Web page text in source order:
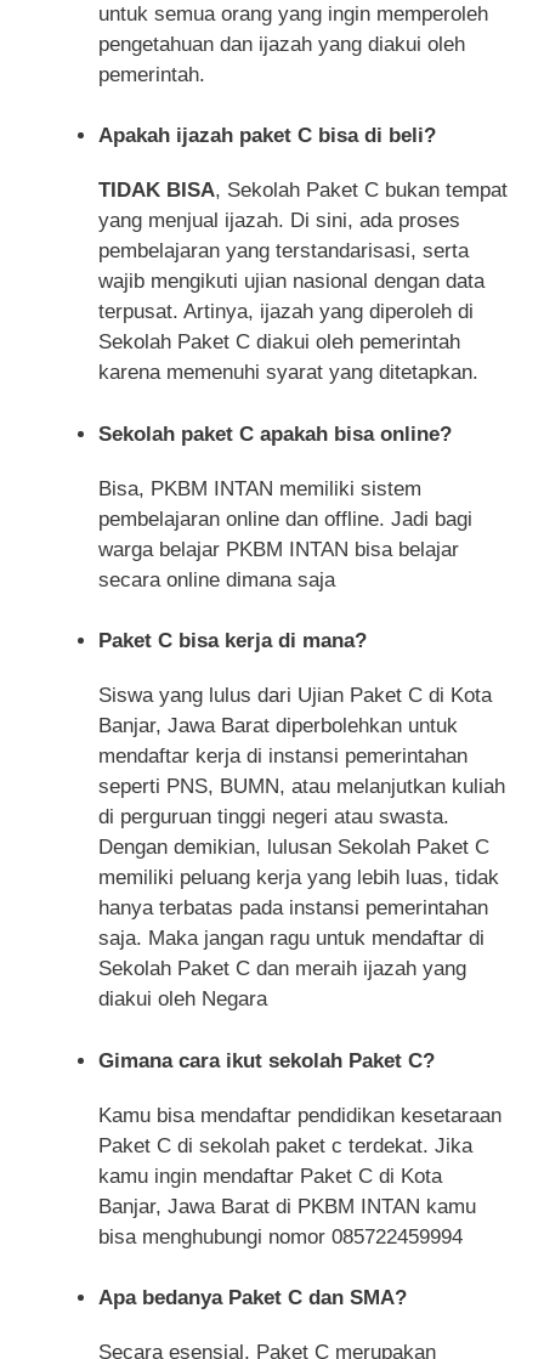
untuk semua orang yang ingin memperoleh
pengetahuan dan ijazah yang diakui oleh
pemerintah.
Apakah ijazah paket C bisa di beli?
TIDAK BISA, Sekolah Paket C bukan tempat
yang menjual ijazah. Di sini, ada proses
pembelajaran yang terstandarisasi, serta
wajib mengikuti ujian nasional dengan data
terpusat. Artinya, ijazah yang diperoleh di
Sekolah Paket C diakui oleh pemerintah
karena memenuhi syarat yang ditetapkan.
Sekolah paket C apakah bisa online?
Bisa, PKBM INTAN memiliki sistem
pembelajaran online dan offline. Jadi bagi
warga belajar PKBM INTAN bisa belajar
secara online dimana saja
Paket C bisa kerja di mana?
Siswa yang lulus dari Ujian Paket C di Kota
Banjar, Jawa Barat diperbolehkan untuk
mendaftar kerja di instansi pemerintahan
seperti PNS, BUMN, atau melanjutkan kuliah
di perguruan tinggi negeri atau swasta.
Dengan demikian, lulusan Sekolah Paket C
memiliki peluang kerja yang lebih luas, tidak
hanya terbatas pada instansi pemerintahan
saja. Maka jangan ragu untuk mendaftar di
Sekolah Paket C dan meraih ijazah yang
diakui oleh Negara
Gimana cara ikut sekolah Paket C?
Kamu bisa mendaftar pendidikan kesetaraan
Paket C di sekolah paket c terdekat. Jika
kamu ingin mendaftar Paket C di Kota
Banjar, Jawa Barat di PKBM INTAN kamu
bisa menghubungi nomor 085722459994
Apa bedanya Paket C dan SMA?
Secara esensial, Paket C merupakan